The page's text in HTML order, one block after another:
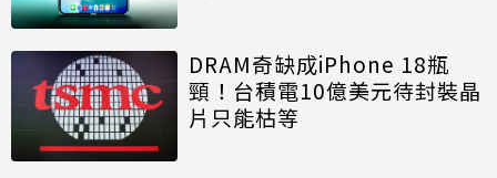
DRAM奇缺成iPhone 18瓶
頸！台積電10億美元待封裝晶
片只能枯等